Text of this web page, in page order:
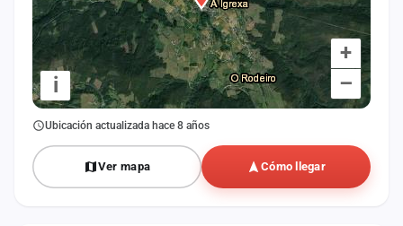
+
–
i
Ubicación actualizada hace 8 años
Ver mapa Cómo llegar